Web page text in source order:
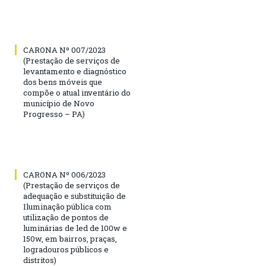
CARONA Nº 007/2023
(Prestação de serviços de
levantamento e diagnóstico
dos bens móveis que
compõe o atual inventário do
município de Novo
Progresso – PA)
CARONA Nº 006/2023
(Prestação de serviços de
adequação e substituição de
Iluminação pública com
utilização de pontos de
luminárias de led de 100w e
150w, em bairros, praças,
logradouros públicos e
distritos)